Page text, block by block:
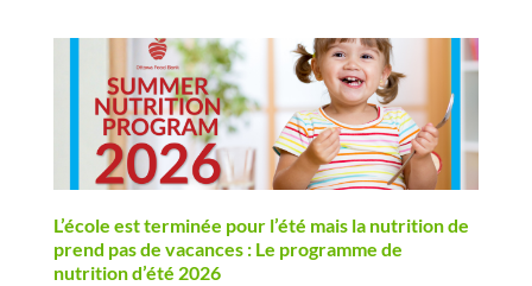
L’école est terminée pour l’été mais la nutrition de
prend pas de vacances : Le programme de
nutrition d’été 2026